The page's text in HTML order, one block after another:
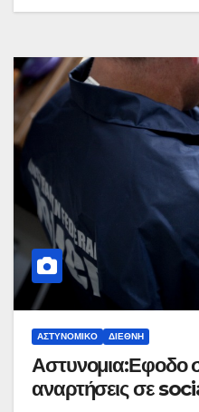
ΑΣΤΥΝΟΜΙΚΌ ΔΙΕΘΝΉ
Αστυνομια:Εφοδο
αναρτήσεις σε